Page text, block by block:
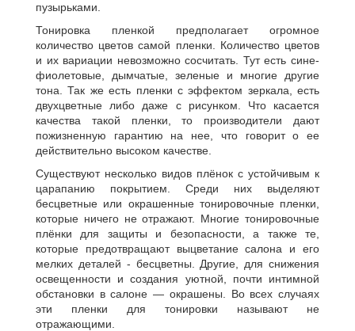
пузырьками.
Тонировка пленкой предполагает огромное
количество цветов самой пленки. Количество цветов
и их вариации невозможно сосчитать. Тут есть сине-
фиолетовые, дымчатые, зеленые и многие другие
тона. Так же есть пленки с эффектом зеркала, есть
двухцветные либо даже с рисунком. Что касается
качества такой пленки, то производители дают
пожизненную гарантию на нее, что говорит о ее
действительно высоком качестве.
Существуют несколько видов плёнок с устойчивым к
царапанию покрытием. Среди них выделяют
бесцветные или окрашенные тонировочные пленки,
которые ничего не отражают. Многие тонировочные
плёнки для защиты и безопасности, а также те,
которые предотвращают выцветание салона и его
мелких деталей - бесцветны. Другие, для снижения
освещенности и создания уютной, почти интимной
обстановки в салоне — окрашены. Во всех случаях
эти пленки для тонировки называют не
отражающими.